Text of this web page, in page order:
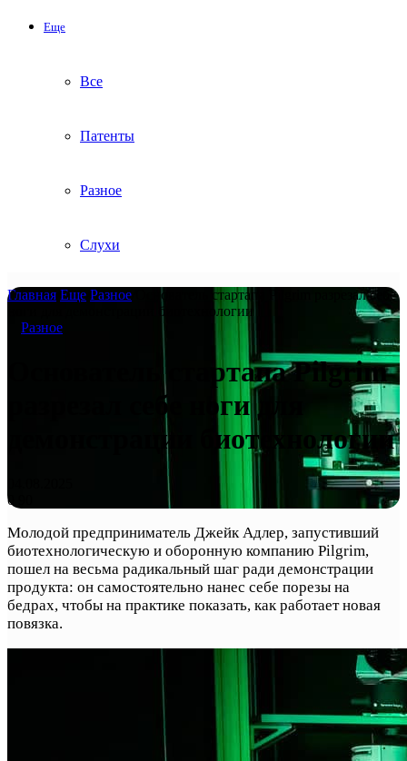
Еще
Все
Патенты
Разное
Слухи
Главная Еще Разное
Основатель стартапа Pilgrim разрезал себе
ноги для демонстрации биотехнологии
Разное
Основатель стартапа Pilgrim
разрезал себе ноги для
демонстрации биотехнологии
0
Молодой предприниматель Джейк Адлер, запустивший
биотехнологическую и оборонную компанию Pilgrim,
пошел на весьма радикальный шаг ради демонстрации
продукта: он самостоятельно нанес себе порезы на
бедрах, чтобы на практике показать, как работает новая
повязка.